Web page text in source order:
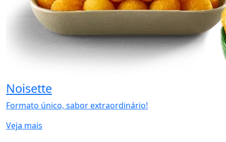
Noisette
Formato único, sabor extraordinário!
Veja mais